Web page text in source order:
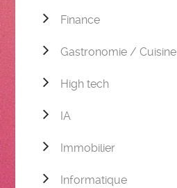
Finance
Gastronomie / Cuisine
High tech
IA
Immobilier
Informatique